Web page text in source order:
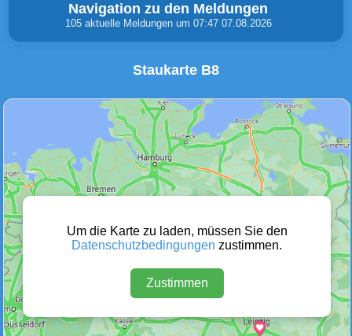
Navigation zu den Meldungen
105 aktuelle Meldungen um 07:47 07.08.2026
Unfälle & Warnungen Stau
(3)
Wetter Warnungen Sperrungen
Defektes Fahrzeug
Staukarte B8
Um die Karte zu laden, müssen Sie den
Datenschutzbedingungen zustimmen.
Zustimmen